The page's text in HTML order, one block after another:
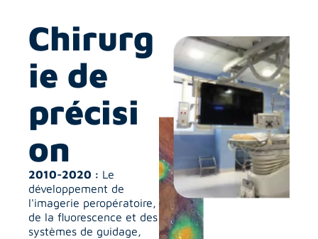
Chirurg
ie de
précisi
on
2010-2020 : Le
développement de
l'imagerie peropératoire,
de la fluorescence et des
systèmes de guidage,